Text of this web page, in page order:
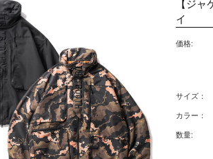
【ジ
イ
価格:
サイズ：
カラー：
数量: